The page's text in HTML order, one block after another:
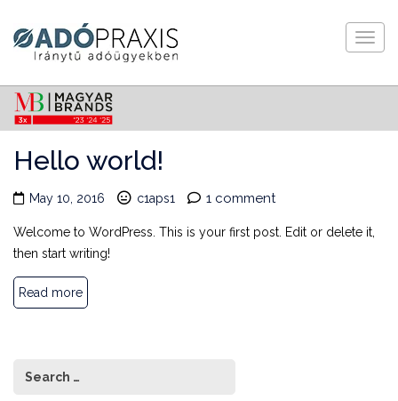
Hello world!
May 10, 2016 c1aps1 1 comment
Welcome to WordPress. This is your first post. Edit or delete it,
then start writing!
Read more